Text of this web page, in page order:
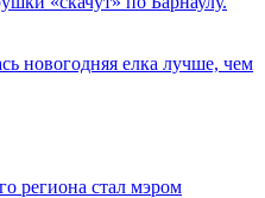
новогодняя елка лучше, чем
региона стал мэром